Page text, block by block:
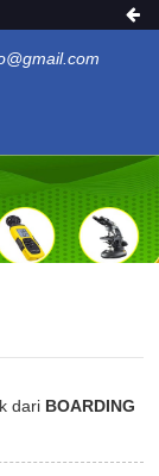
dari BOARDING